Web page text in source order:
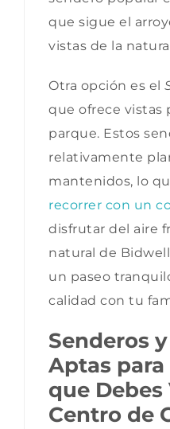
que sigue el
vistas de la
Otra opción es el
que ofrece vistas
parque. Estos
relativamente
mantenidos, lo
recorrer con un
disfrutar del aire
natural de
un paseo
calidad con tu
Senderos
Aptas
que
Centro de